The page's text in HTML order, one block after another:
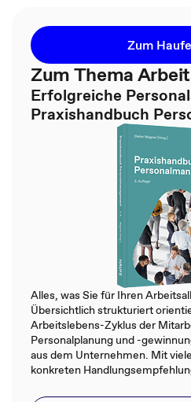
Zum
Zum Thema
Erfolgreiche
Praxishandbuch
Alles, was Sie für Ihren
Übersichtlich strukturiert
Arbeitslebens-Zyklus der
Personalplanung und -
aus dem Unternehmen. Mit
konkreten